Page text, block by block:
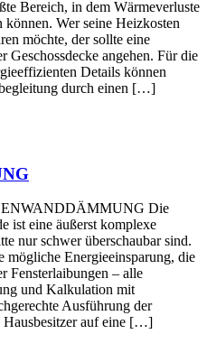
Bereich, in dem Wärmeverluste
Wer seine Heizkosten
möchte, der sollte eine
Geschossdecke angehen. Für die
Details können
durch einen […]
Die
ist eine äußerst komplexe
nur schwer überschaubar sind.
Energieeinsparung, die
Fensterlaibungen – alle
und Kalkulation mit
Ausführung der
Hausbesitzer auf eine […]